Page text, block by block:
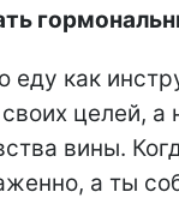
еду как
целей, а
вины.
а ты